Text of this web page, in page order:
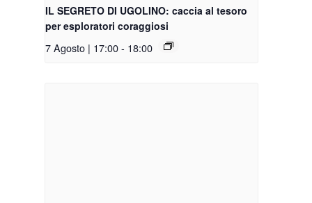
IL SEGRETO DI UGOLINO: caccia al tesoro
per esploratori coraggiosi
7 Agosto | 17:00- 18:00